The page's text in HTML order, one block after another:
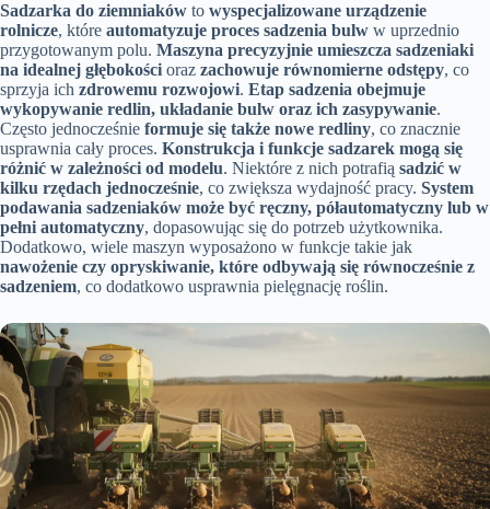
Sadzarka do ziemniaków to wyspecjalizowane urządzenie
rolnicze, które automatyzuje proces sadzenia bulw w uprzednio
przygotowanym polu. Maszyna precyzyjnie umieszcza sadzeniaki
na idealnej głębokości oraz zachowuje równomierne odstępy, co
sprzyja ich zdrowemu rozwojowi. Etap sadzenia obejmuje
wykopywanie redlin, układanie bulw oraz ich zasypywanie.
Często jednocześnie formuje się także nowe redliny, co znacznie
usprawnia cały proces. Konstrukcja i funkcje sadzarek mogą się
różnić w zależności od modelu. Niektóre z nich potrafią sadzić w
kilku rzędach jednocześnie, co zwiększa wydajność pracy. System
podawania sadzeniaków może być ręczny, półautomatyczny lub w
pełni automatyczny, dopasowując się do potrzeb użytkownika.
Dodatkowo, wiele maszyn wyposażono w funkcje takie jak
nawożenie czy opryskiwanie, które odbywają się równocześnie z
sadzeniem, co dodatkowo usprawnia pielęgnację roślin.